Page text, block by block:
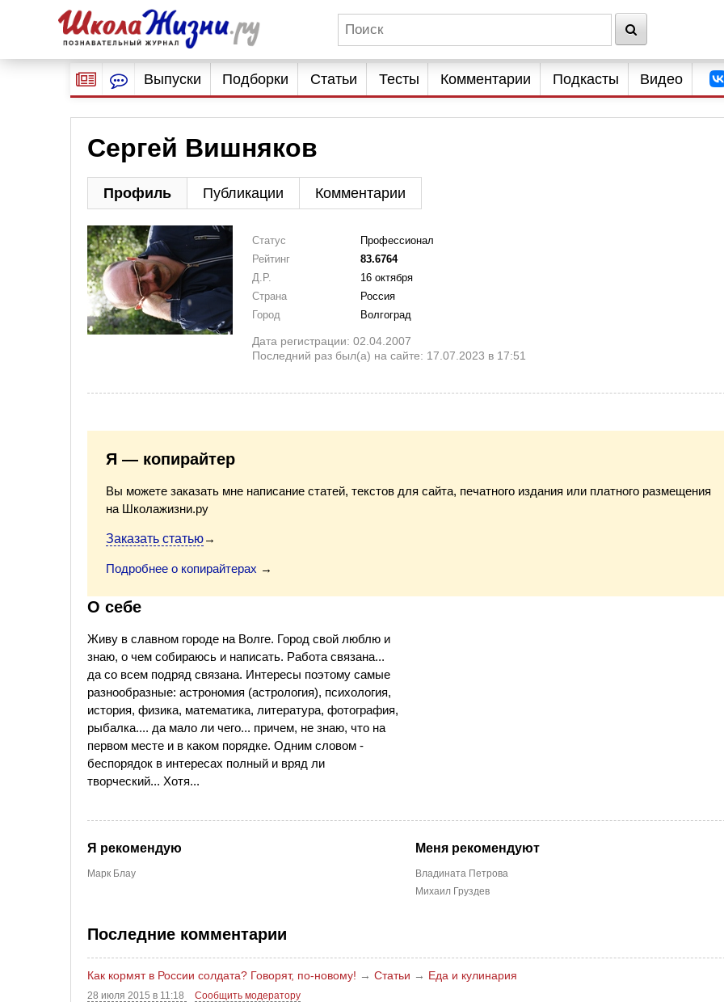
Выпуски Подборки Статьи Тесты Комментарии Подкасты Видео
Сергей Вишняков
Профиль Публикации Комментарии
Статус
Профессионал
Рейтинг
83.6764
Д.Р.
16 октября
Страна
Россия
Город
Волгоград
Дата регистрации: 02.04.2007
Последний раз был(а) на сайте: 17.07.2023 в 17:51
Я — копирайтер
Вы можете заказать мне написание статей, текстов для сайта, печатного издания или платного размещения
на Школажизни.ру
Заказать статью→
Подробнее о копирайтерах →
О себе
Живу в славном городе на Волге. Город свой люблю и
знаю, о чем собираюсь и написать. Работа связана...
да со всем подряд связана. Интересы поэтому самые
разнообразные: астрономия (астрология), психология,
история, физика, математика, литература, фотография,
рыбалка.... да мало ли чего... причем, не знаю, что на
первом месте и в каком порядке. Одним словом -
беспорядок в интересах полный и вряд ли
творческий... Хотя...
Я рекомендую
Марк Блау
Меня рекомендуют
Владината Петрова
Михаил Груздев
Последние комментарии
Как кормят в России солдата? Говорят, по-новому! → Статьи → Еда и кулинария
28 июля 2015 в 11:18 Сообщить модератору